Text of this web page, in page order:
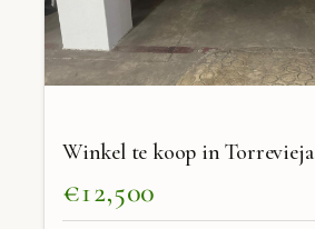
Winkel te koop in Torrevieja
€12,500